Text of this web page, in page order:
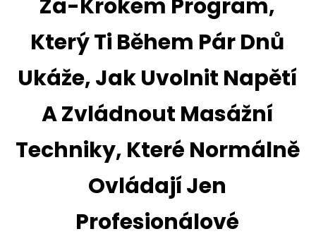
Za-Krokem Program,
Který Ti Během Pár Dnů
Ukáže, Jak Uvolnit Napětí
A Zvládnout Masážní
Techniky, Které Normálně
Ovládají Jen
Profesionálové